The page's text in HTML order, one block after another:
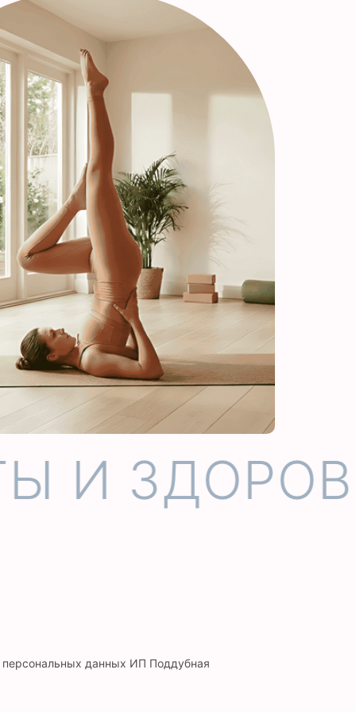
И
персональных данных ИП Поддубная